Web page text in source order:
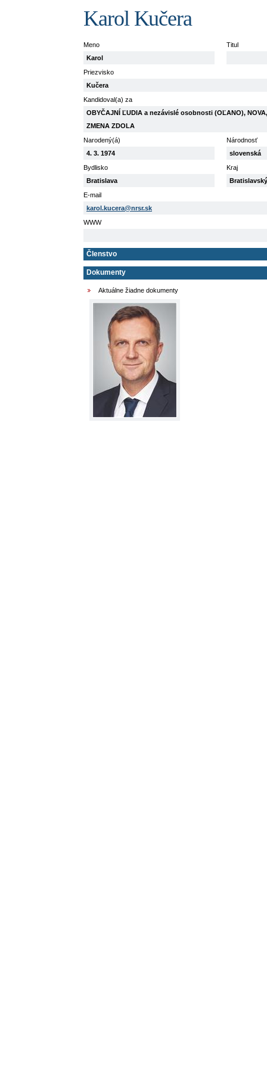
Karol Kučera
Meno
Karol
Titul
Priezvisko
Kučera
Kandidoval(a) za
OBYČAJNÍ ĽUDIA a nezávislé osobnosti (OĽANO),
ZMENA ZDOLA
Narodený(á)
4. 3. 1974
Národnosť
slovenská
Bydlisko
Bratislava
Kraj
E-mail
karol.kucera@nrsr.sk
WWW
Členstvo
Dokumenty
Aktuálne žiadne dokumenty